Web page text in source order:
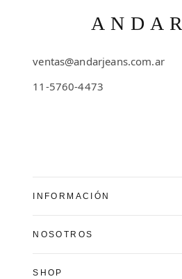
ANDAR
ventas@andarjeans.com.ar
11-5760-4473
INFORMACIÓN
Cómo comprar
NOSOTROS
SHOP